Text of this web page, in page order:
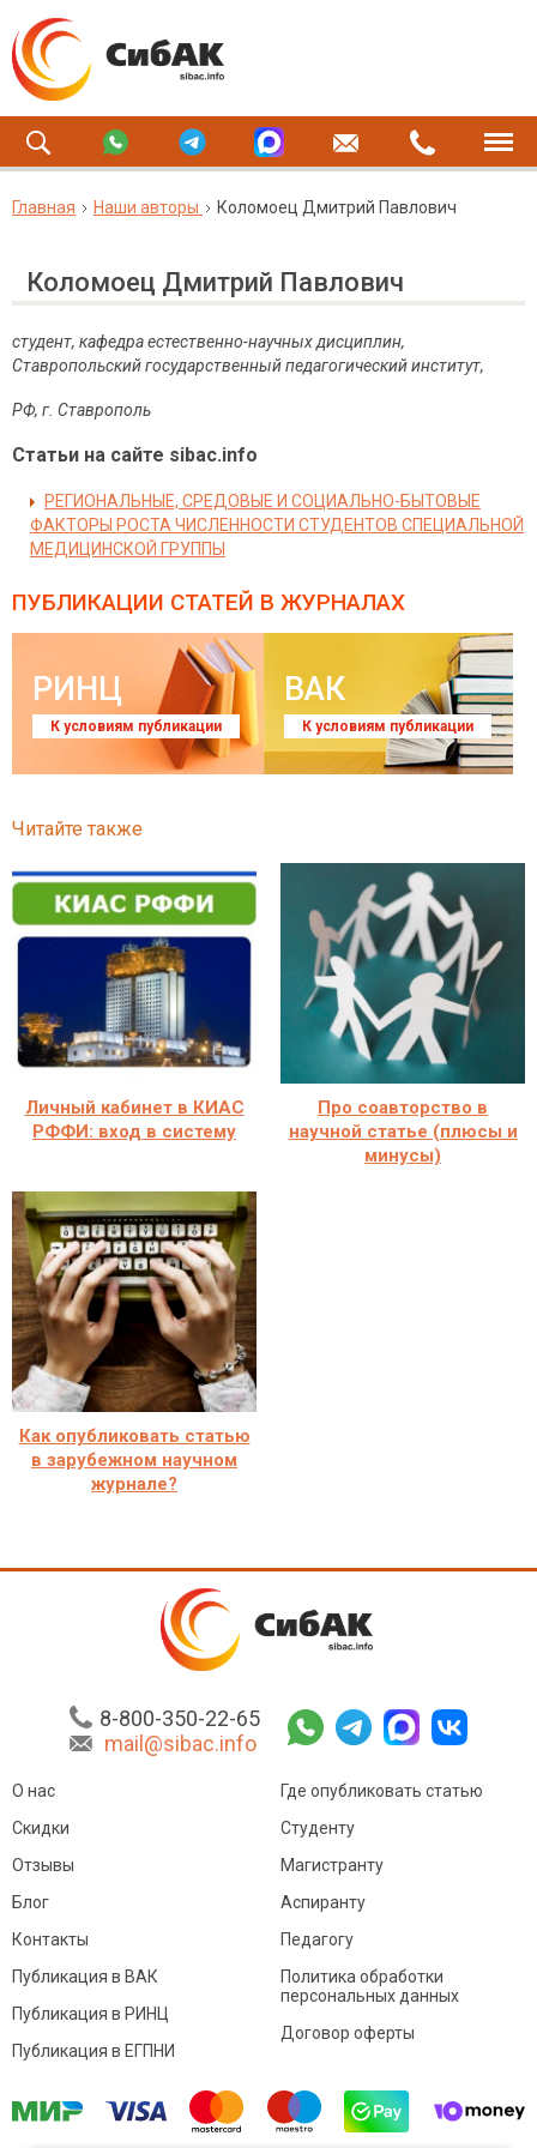
Главная Наши авторы Коломоец Дмитрий Павлович
Коломоец Дмитрий Павлович
студент, кафедра естественно-научных дисциплин,
Ставропольский государственный педагогический институт,
РФ, г. Ставрополь
Статьи на сайте sibac.info
РЕГИОНАЛЬНЫЕ, СРЕДОВЫЕ И СОЦИАЛЬНО-БЫТОВЫЕ
ФАКТОРЫ РОСТА ЧИСЛЕННОСТИ СТУДЕНТОВ СПЕЦИАЛЬНОЙ
МЕДИЦИНСКОЙ ГРУППЫ
ПУБЛИКАЦИИ СТАТЕЙ В ЖУРНАЛАХ
РИНЦ
К условиям публикации
ВАК
К условиям публикации
Читайте также
Личный кабинет в КИАС
РФФИ: вход в систему
Про соавторство в
научной статье (плюсы и
минусы)
Как опубликовать статью
в зарубежном научном
журнале?
8-800-350-22-65
mail@sibac.info
О нас
Скидки
Отзывы
Блог
Контакты
Где опубликовать статью
Студенту
Магистранту
Аспиранту
Педагогу
Публикация в ВАК
Публикация в РИНЦ
Публикация в ЕГПНИ
Политика обработки
персональных данных
Договор оферты